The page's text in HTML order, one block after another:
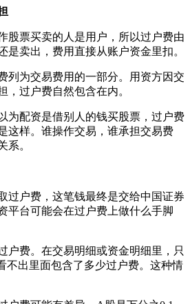
股票买卖的人是用户，所以过户费由
是卖出，费用直接从账户资金里扣。
列为交易费用的一部分。用资方因交
，过户费自然包含在内。
为配资是借别人的钱买股票，过户费
这样。谁操作交易，谁承担交易费
系。
过户费，这笔钱最终是交给中国证券
平台可能会在过户费上做什么手脚
户费。在交易明细或资金明细里，只
不出里面包含了多少过户费。这种情